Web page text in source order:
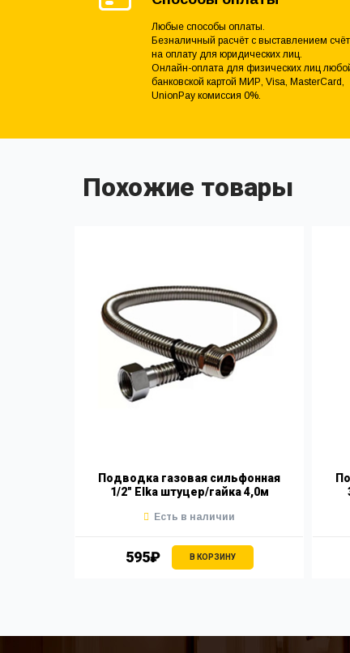
Любые способы оплаты.
Безналичный расчёт с выставлением
на оплату для юридических лиц.
Онлайн-оплата для физических лиц
банковской картой МИР, Visa, MasterCard,
UnionPay комиссия 0%.
Похожие товары
Подводка газовая сильфонная
1/2" Elka штуцер/гайка 4,0м
595₽ В КОРЗИНУ
Есть в наличии